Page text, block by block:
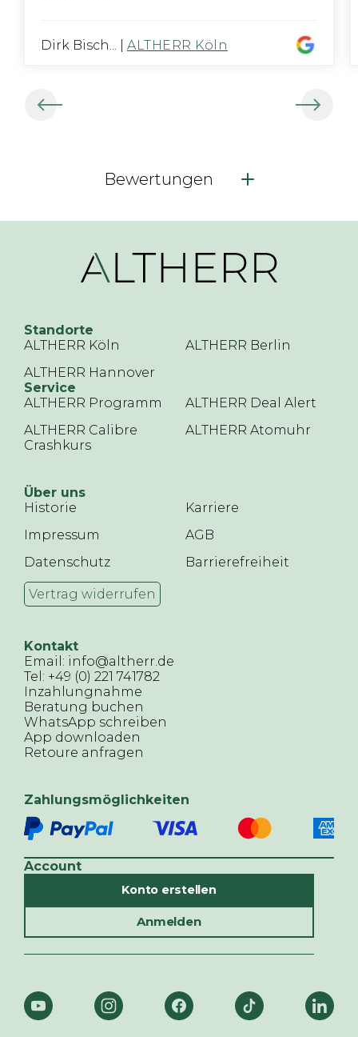
Dirk Bisch... ALTHERR Köln
Bewertungen
Standorte
ALTHERR Köln
ALTHERR Berlin
ALTHERR Hannover
Service
ALTHERR Programm
ALTHERR Deal Alert
ALTHERR Calibre
Crashkurs
ALTHERR Atomuhr
Über uns
Historie
Karriere
Impressum
AGB
Datenschutz
Barrierefreiheit
Vertrag widerrufen
Kontakt
Email: info@altherr.de
Tel: +49 (0) 221 741782
Inzahlungnahme
Beratung buchen
WhatsApp schreiben
App downloaden
Retoure anfragen
Zahlungsmöglichkeiten
Account
Konto erstellen
Anmelden